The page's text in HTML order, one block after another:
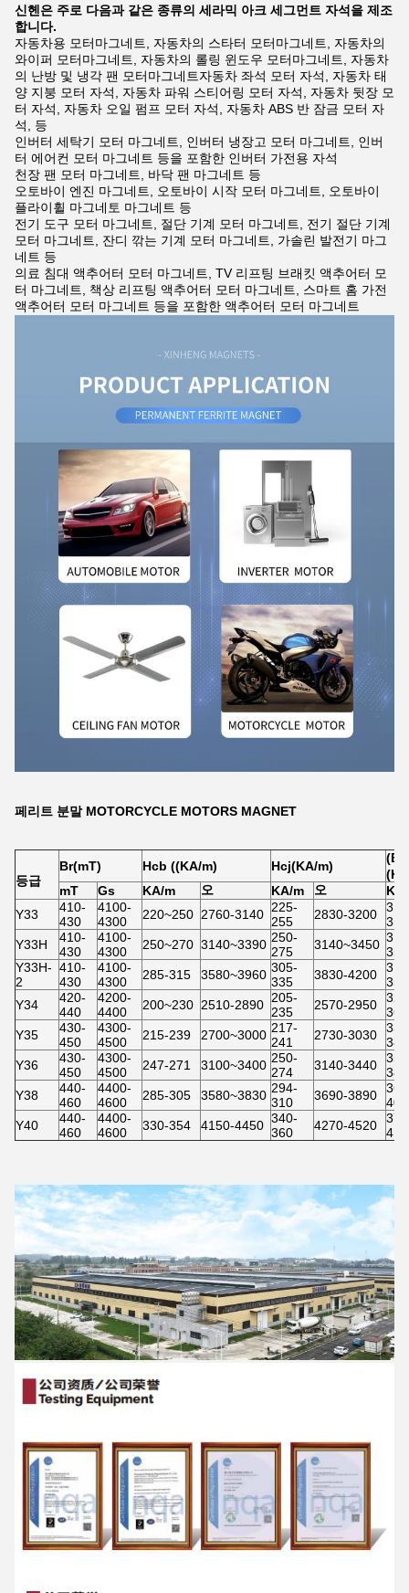
신헨은 주로 다음과 같은 종류의 세라믹 아크 세그먼트 자석을 제조
합니다.
자동차용 모터마그네트, 자동차의 스타터 모터마그네트, 자동차의
와이퍼 모터마그네트, 자동차의 롤링 윈도우 모터마그네트, 자동차
의 난방 및 냉각 팬 모터마그네트자동차 좌석 모터 자석, 자동차 태
양 지붕 모터 자석, 자동차 파워 스티어링 모터 자석, 자동차 뒷장 모
터 자석, 자동차 오일 펌프 모터 자석, 자동차 ABS 반 잠금 모터 자
석, 등
인버터 세탁기 모터 마그네트, 인버터 냉장고 모터 마그네트, 인버
터 에어컨 모터 마그네트 등을 포함한 인버터 가전용 자석
천장 팬 모터 마그네트, 바닥 팬 마그네트 등
오토바이 엔진 마그네트, 오토바이 시작 모터 마그네트, 오토바이
플라이휠 마그네토 마그네트 등
전기 도구 모터 마그네트, 절단 기계 모터 마그네트, 전기 절단 기계
모터 마그네트, 잔디 깎는 기계 모터 마그네트, 가솔린 발전기 마그
네트 등
의료 침대 액추어터 모터 마그네트, TV 리프팅 브래킷 액추어터 모
터 마그네트, 책상 리프팅 액추어터 모터 마그네트, 스마트 홈 가전
액추어터 모터 마그네트 등을 포함한 액추어터 모터 마그네트
페리트 분말 MOTORCYCLE MOTORS MAGNET
등급
Br(mT) Hcb ((KA/m) Hcj(KA/m)
mT
Gs KA/m 오 KA/m 오
KJ/
Y33
410-
430
4100-
4300
220~250 2760-3140 225-
255
2830-3200
350
Y33H
410-
430
4100-
4300
250~270 3140~3390 250-
275
3140~3450 350
Y33H-
2
410-
430
4100-
4300
285-315 3580~3960 305-
335
3830-4200
350
Y34
420-
440
4200-
4400
200~230 2510-2890 205-
235
2570-2950
Y35
430-
450
4300-
4500
215-239 2700~3000 217-
241
2730-3030
382
Y36
430-
450
4300-
4500
247-271 3100~3400 250-
274
3140-3440
383
Y38
440-
460
4400-
4600
285-305 3580~3830 294-
310
3690-3890
Y40
440-
460
4400-
4600
330-354 4150-4450 340-
360
4270-4520
418